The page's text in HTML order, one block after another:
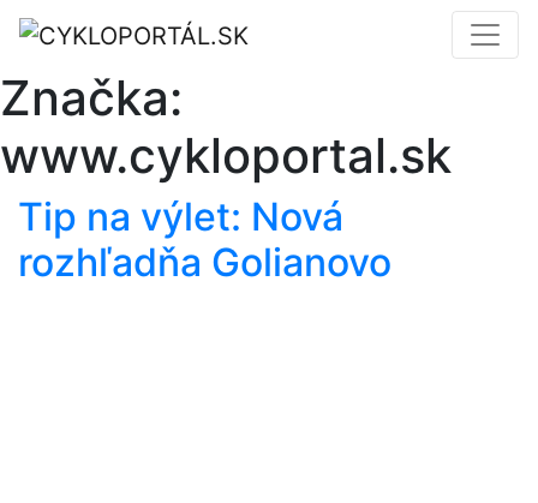
Značka:
www.cykloportal.sk
Tip na výlet: Nová
rozhľadňa Golianovo